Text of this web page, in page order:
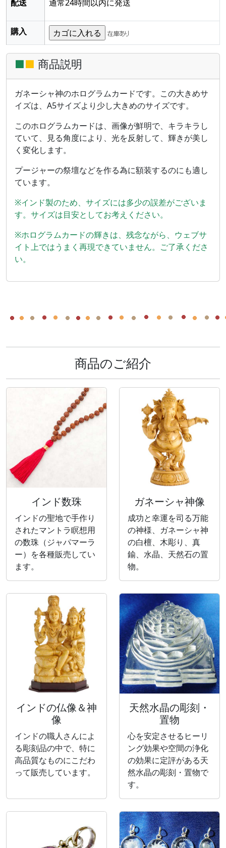
配送 通常24時間以内に発送
購入
■■ 商品説明
ガネーシャ神のホログラムカードです。この大きめサ
イズは、A5サイズより少し大きめのサイズです。
このホログラムカードは、画像が鮮明で、キラキラし
ていて、見る角度により、光を反射して、輝きが美し
く変化します。
プージャーの祭壇などを作る為に額装するのにも適し
ています。
※インド製のため、サイズには多少の誤差がございま
す。サイズは目安としてお考えください。
※ホログラムカードの輝きは、残念ながら、ウェブサ
イト上ではうまく再現できていません。ご了承くださ
い。
商品のご紹介
インド数珠
インドの聖地で手作り
されたマントラ瞑想用
の数珠（ジャパマーラ
ー）を各種販売してい
ます。
ガネーシャ神像
成功と幸運を司る万能
の神様、ガネーシャ神
の白檀、木彫り、真
鍮、水晶、天然石の置
物。
インドの仏像＆神
像
インドの職人さんによ
る彫刻品の中で、特に
高品質なものにこだわ
って販売しています。
天然水晶の彫刻・
置物
心を安定させるヒーリ
ング効果や空間の浄化
の効果に定評がある天
然水晶の彫刻・置物で
す。